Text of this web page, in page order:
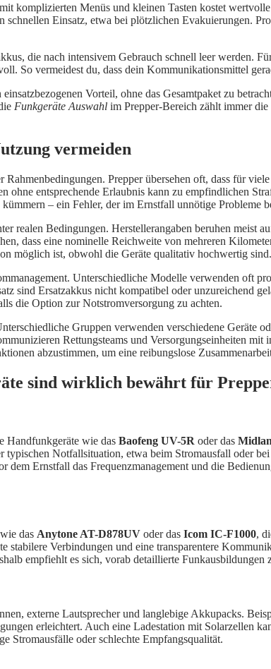
komplizierten Menüs und kleinen Tasten kostet
Einsatz, etwa bei plötzlichen Evakuierungen.
die nach intensivem Gebrauch schnell leer werden.
So vermeidest du, dass dein Kommunikationsmittel
Vorteil, ohne das Gesamtpaket zu
Funkgeräte Auswahl im Prepper-Bereich zählt immer
vermeiden
Rahmenbedingungen. Prepper übersehen oft, dass für
ohne entsprechende Erlaubnis kann zu empfindlichen
– ein Fehler, der im Ernstfall unnötige Probleme
realen Bedingungen. Herstellerangaben beruhen meist
dass eine nominelle Reichweite von mehreren
möglich ist, obwohl die Geräte qualitativ hochwertig sind.
Unterschiedliche Modelle verwenden oft
sind Ersatzakkus nicht kompatibel oder unzureichend
die Option zur Notstromversorgung zu achten.
Gruppen verwenden verschiedene Geräte
Rettungsteams und Versorgungseinheiten
abzustimmen, um eine reibungslose
sind wirklich bewährt für
Handfunkgeräte wie das Baofeng UV-5R oder das
Notfallsituation, etwa beim Stromausfall oder
Ernstfall das Frequenzmanagement und die
das Anytone AT-D878UV oder das Icom IC-F1000,
stabilere Verbindungen und eine transparentere
empfiehlt es sich, vorab detaillierte
externe Lautsprecher und langlebige Akkupacks.
erleichtert. Auch eine Ladestation mit Solarzellen
Stromausfälle oder schlechte Empfangsqualität.